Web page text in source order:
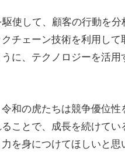
使して、顧客の行動を
チェーン技術を利用し
に、テクノロジーを活
和の虎たちは競争優位
ことで、成長を続けて
を身につけてほしいと